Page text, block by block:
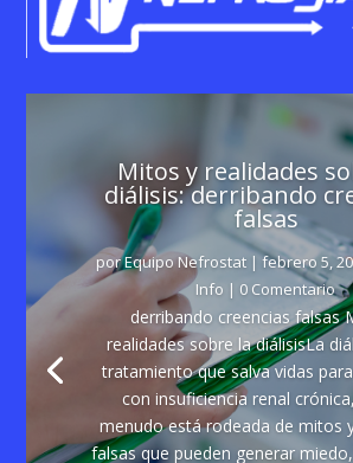
Mitos y realidades
diálisis: derribando
falsas
porEquipo Nefrostat| febrero 5,
Info | 0 Comentario
derribando creencias falsas
realidades sobre la diálisisLa
tratamiento que salva vidas
con insuficiencia renal
menudo está rodeada de mitos
falsas que pueden generar